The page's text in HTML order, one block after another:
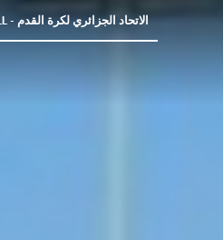
FÉDÉRATION ALGÉRIENNE DE FOOTBALL - الاتحاد الجزائري لكرة القدم